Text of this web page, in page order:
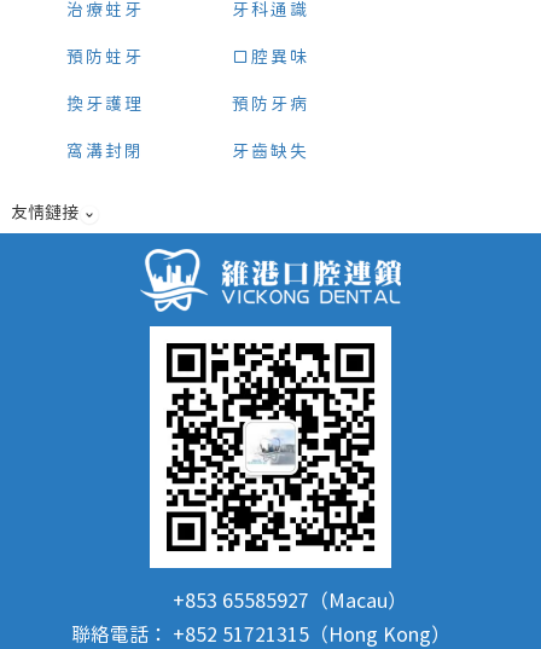
治療蛀牙
預防蛀牙
換牙護理
窩溝封閉
牙科通識
口腔異味
預防牙病
牙齒缺失
友情鏈接
聯絡電話：
+853 65585927（Macau）
+852 51721315（Hong Kong）